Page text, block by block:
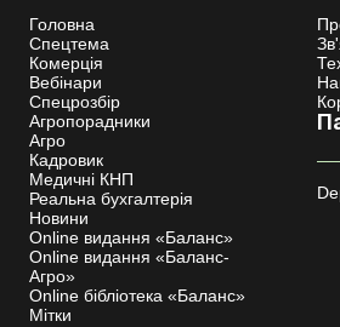
Головна
Спецтема
Комерція
Вебінари
Спецрозбір
Агропорадники
Агро
Кадровик
Медичні КНП
Реальна бухгалтерія
Новини
Online видання «Баланс»
Online видання «Баланс-
Агро»
Online бібліотека «Баланс»
Мітки